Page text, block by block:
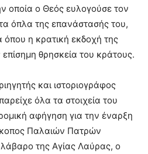
οποία ο Θεός ευλογούσε τον
όπλα της επανάστασής του,
όπου η κρατική εκδοχή της
θρησκεία του κράτους.
και ιστοριογράφος
όλα τα στοιχεία του
αφήγηση για την έναρξη
Παλαιών Πατρών
της Αγίας Λαύρας, ο